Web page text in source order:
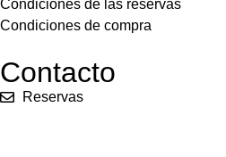
Condiciones de las reservas
Condiciones de compra
Contacto
Reservas